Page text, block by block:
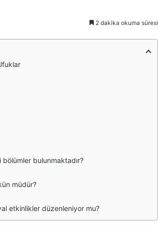
2 dakika okuma süresi
bulunmaktadır?
müdür?
etkinlikler düzenleniyor mu?